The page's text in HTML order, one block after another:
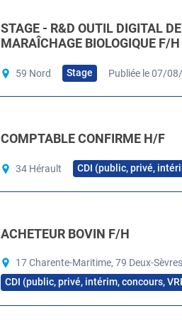
STAGE - R&D OUTIL DIGITAL
MARAÎCHAGE BIOLOGIQUE F/H
59 Nord Stage Publiée le 07/
COMPTABLE CONFIRME H/F
34 Hérault CDI (public, privé,
ACHETEUR BOVIN F/H
17 Charente-Maritime, 79 Deux-
CDI (public, privé, intérim, concours,